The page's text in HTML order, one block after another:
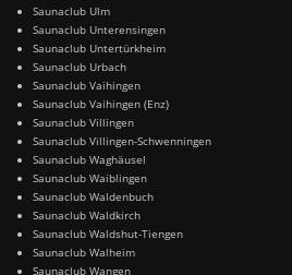
Saunaclub Ulm
Saunaclub Unterensingen
Saunaclub Untertürkheim
Saunaclub Urbach
Saunaclub Vaihingen
Saunaclub Vaihingen (Enz)
Saunaclub Villingen
Saunaclub Villingen-Schwenningen
Saunaclub Waghäusel
Saunaclub Waiblingen
Saunaclub Waldenbuch
Saunaclub Waldkirch
Saunaclub Waldshut-Tiengen
Saunaclub Walheim
Saunaclub Wangen